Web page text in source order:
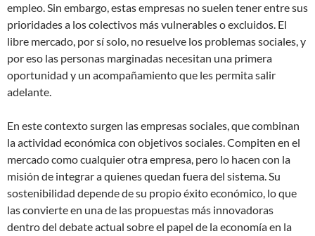
empleo. Sin embargo, estas empresas no suelen tener entre sus
prioridades a los colectivos más vulnerables o excluidos. El
libre mercado, por sí solo, no resuelve los problemas sociales, y
por eso las personas marginadas necesitan una primera
oportunidad y un acompañamiento que les permita salir
adelante.
En este contexto surgen las empresas sociales, que combinan
la actividad económica con objetivos sociales. Compiten en el
mercado como cualquier otra empresa, pero lo hacen con la
misión de integrar a quienes quedan fuera del sistema. Su
sostenibilidad depende de su propio éxito económico, lo que
las convierte en una de las propuestas más innovadoras
dentro del debate actual sobre el papel de la economía en la